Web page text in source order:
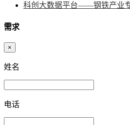
科创大数据平台——钢铁产业
需求
×
姓名
电话